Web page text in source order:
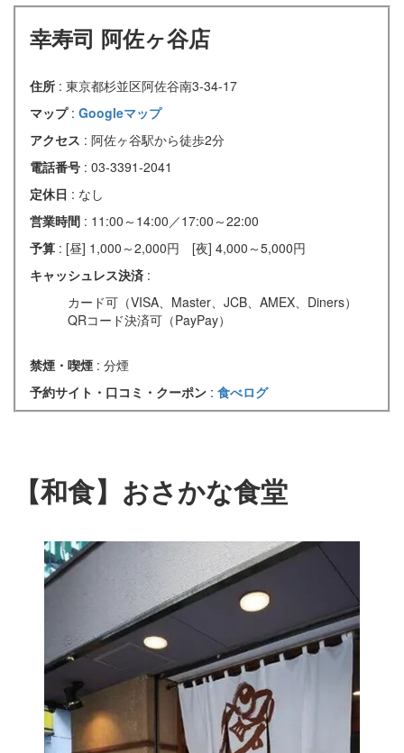
幸寿司 阿佐ヶ谷店
住所 : 東京都杉並区阿佐谷南3-34-17
マップ : Googleマップ
アクセス : 阿佐ヶ谷駅から徒歩2分
電話番号 : 03-3391-2041
定休日 : なし
営業時間 : 11:00～14:00／17:00～22:00
予算 : [昼] 1,000～2,000円 [夜] 4,000～5,000円
キャッシュレス決済 :
カード可（VISA、Master、JCB、AMEX、Diners）
QRコード決済可（PayPay）
禁煙・喫煙 : 分煙
予約サイト・口コミ・クーポン : 食べログ
【和食】おさかな食堂